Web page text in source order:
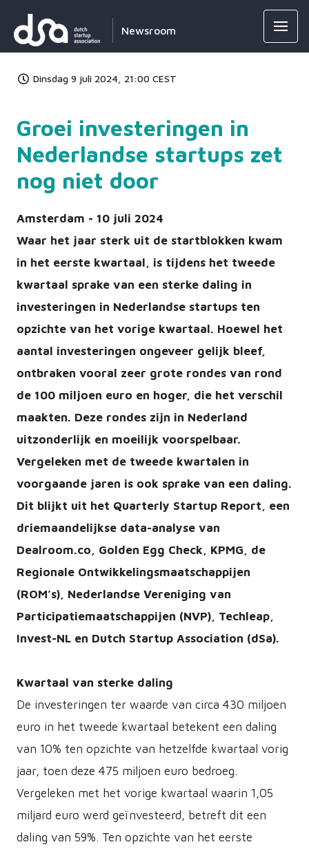
Newsroom
Dinsdag 9 juli 2024, 21:00 CEST
Groei investeringen in
Nederlandse startups zet
nog niet door
Amsterdam - 10 juli 2024
Waar het jaar sterk uit de startblokken kwam
in het eerste kwartaal, is tijdens het tweede
kwartaal sprake van een sterke daling in
investeringen in Nederlandse startups ten
opzichte van het vorige kwartaal. Hoewel het
aantal investeringen ongeveer gelijk bleef,
ontbraken vooral zeer grote rondes van rond
de 100 miljoen euro en hoger, die het verschil
maakten. Deze rondes zijn in Nederland
uitzonderlijk en moeilijk voorspelbaar.
Vergeleken met de tweede kwartalen in
voorgaande jaren is ook sprake van een daling.
Dit blijkt uit het Quarterly Startup Report, een
driemaandelijkse data-analyse van
Dealroom.co, Golden Egg Check, KPMG, de
Regionale Ontwikkelingsmaatschappijen
(ROM’s), Nederlandse Vereniging van
Participatiemaatschappijen (NVP), Techleap,
Invest-NL en Dutch Startup Association (dSa).
Kwartaal van sterke daling
De investeringen ter waarde van circa 430 miljoen
euro in het tweede kwartaal betekent een daling
van 10% ten opzichte van hetzelfde kwartaal vorig
jaar, toen deze 475 miljoen euro bedroeg.
Vergeleken met het vorige kwartaal waarin 1,05
miljard euro werd geïnvesteerd, betreft dit een
daling van 59%. Ten opzichte van het eerste